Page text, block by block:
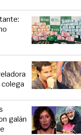
colega
galán